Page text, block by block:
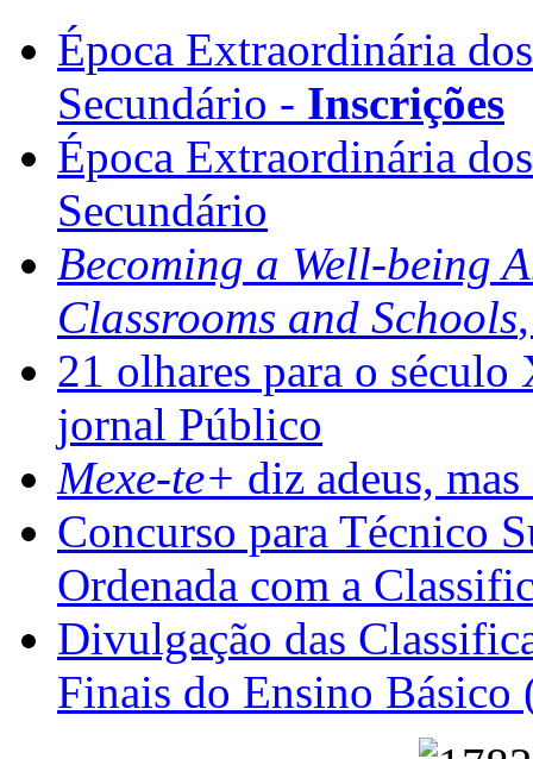
Época Extraordinária
Secundário - Inscrições
Época Extraordinária
Secundário
Becoming a Well-being
Classrooms and Schools
21 olhares para o
jornal Público
Mexe-te+ diz adeus,
Concurso para Técnico
Ordenada com a
Divulgação das
Finais do Ensino Básico